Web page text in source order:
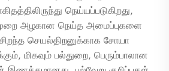
நெய்யப்படுகிறது,
அழகான நெய்த அமைப்புகளை
சிறந்த செயல்திறனுக்காக சோயா
மிகவும் பல்துறை, பெரும்பாலான